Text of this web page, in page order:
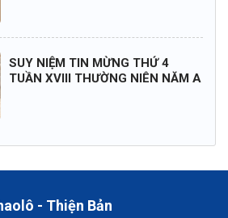
SUY NIỆM TIN MỪNG THỨ 4
TUẦN XVIII THƯỜNG NIÊN NĂM A
- Thiện Bản